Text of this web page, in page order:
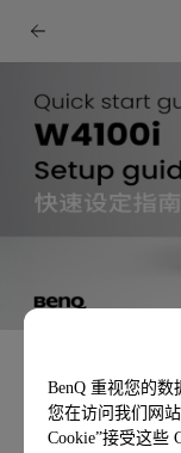
BenQ 重视您的数
您在访问我们网
Cookie”接受这些
2:02